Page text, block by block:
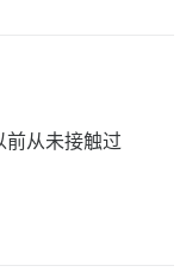
前从未接触过